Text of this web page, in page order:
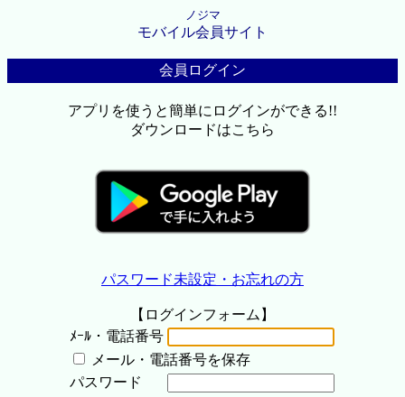
ノジマ
モバイル会員サイト
会員ログイン
アプリを使うと簡単にログインができる!!
ダウンロードはこちら
パスワード未設定・お忘れの方
【ログインフォーム】
ﾒｰﾙ・電話番号
メール・電話番号を保存
パスワード